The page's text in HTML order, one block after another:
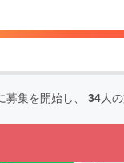
募集を開始し、 34人